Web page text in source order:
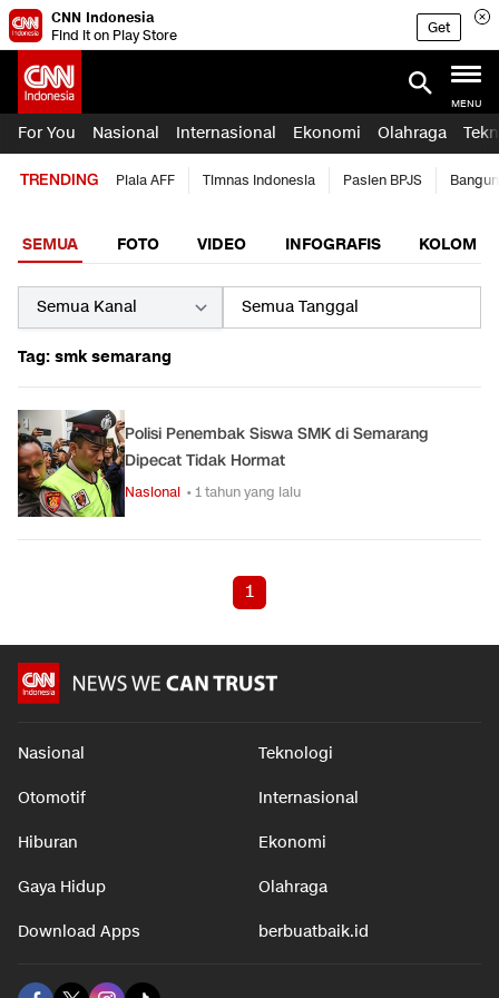
CNN Indonesia
Find it on Play Store
Get
MENU
For You Nasional Internasional Ekonomi Olahraga
TRENDING Piala AFF Timnas Indonesia Pasien BPJS
SEMUA FOTO VIDEO INFOGRAFIS KOLOM
Tag: smk semarang
Polisi Penembak Siswa SMK di Semarang
Dipecat Tidak Hormat
Nasional • 1 tahun yang lalu
1
Nasional Teknologi
Otomotif Internasional
Hiburan Ekonomi
Gaya Hidup Olahraga
Download Apps berbuatbaik.id